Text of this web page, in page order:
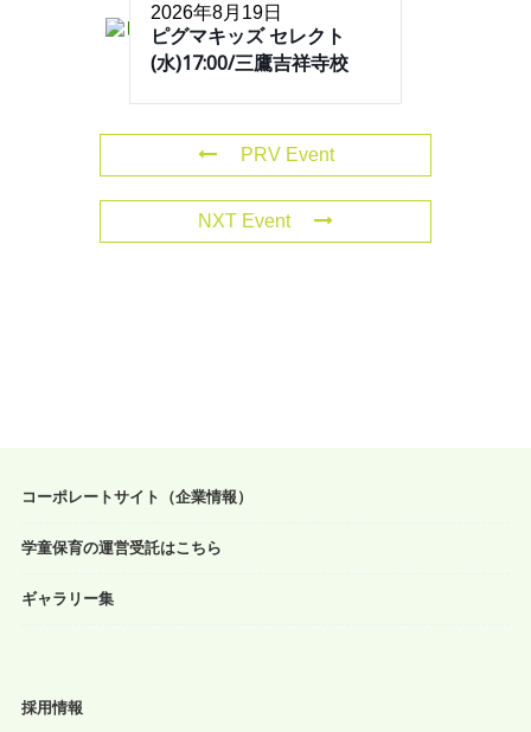
2026年8月19日
ピグマキッズ セレクト
(水)17:00/三鷹吉祥寺校
PRV Event
NXT Event
コーポレートサイト（企業情報）
学童保育の運営受託はこちら
ギャラリー集
採用情報